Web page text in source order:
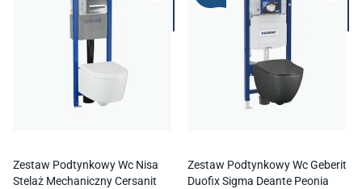
Zestaw Podtynkowy Wc Nisa
Stelaż Mechaniczny Cersanit
Zestaw Podtynkowy Wc Geberit
Duofix Sigma Deante Peonia